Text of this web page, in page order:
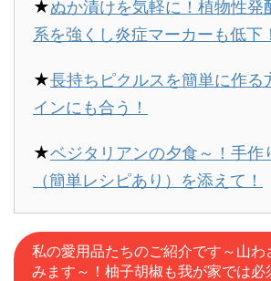
★ぬか漬けを気軽に！植物性発
系を強くし炎症マーカーも低下！
★長持ちピクルスを簡単に作る
インにも合う！
★ベジタリアンの夕食～！手作
（簡単レシピあり）を添えて！
私の愛用品たちのご紹介です～山わ
みます～！柚子胡椒も我が家では